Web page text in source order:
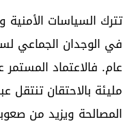
تترك السياسات الأمنية
في الوجدان الجماعي
عام. فالاعتماد
مليئة بالاحتقان تنتقل
المصالحة ويزيد من